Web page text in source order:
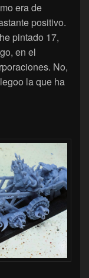
era de
positivo.
pintado 17,
en el
No,
la que ha